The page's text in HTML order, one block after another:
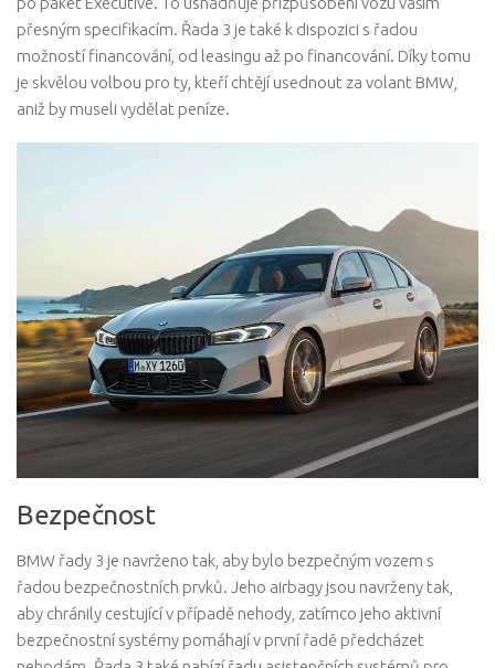
přesným specifikacím. Řada 3 je také k dispozici s řadou
možností financování, od leasingu až po financování. Díky tomu
je skvělou volbou pro ty, kteří chtějí usednout za volant BMW,
aniž by museli vydělat peníze.
Bezpečnost
BMW řady 3 je navrženo tak, aby bylo bezpečným vozem s
řadou bezpečnostních prvků. Jeho airbagy jsou navrženy tak,
aby chránily cestující v případě nehody, zatímco jeho aktivní
bezpečnostní systémy pomáhají v první řadě předcházet